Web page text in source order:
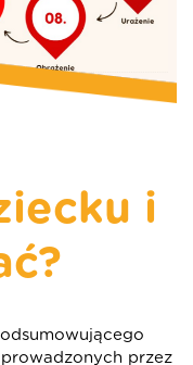
i
przez